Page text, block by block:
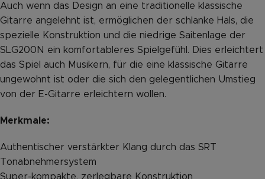
Auch wenn das Design an eine traditionelle klassische
Gitarre angelehnt ist, ermöglichen der schlanke Hals, die
spezielle Konstruktion und die niedrige Saitenlage der
SLG200N ein komfortableres Spielgefühl. Dies erleichtert
das Spiel auch Musikern, für die eine klassische Gitarre
ungewohnt ist oder die sich den gelegentlichen Umstieg
von der E-Gitarre erleichtern wollen.
Merkmale:
Authentischer verstärkter Klang durch das SRT
Tonabnehmersystem
Super-kompakte, zerlegbare Konstruktion